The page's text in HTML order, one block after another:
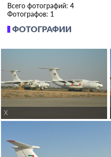
ФОТОГРАФИИ
X
Всего фотографий: 4
Фотографов: 1